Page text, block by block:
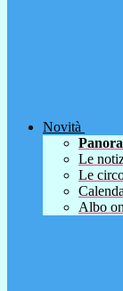
Novità
Le
Le
Albo